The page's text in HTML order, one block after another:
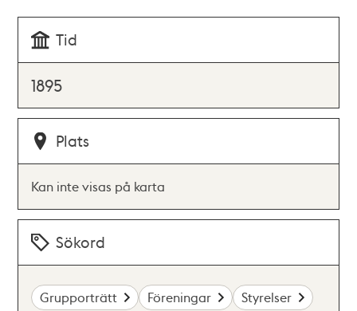
Tid
1895
Plats
Kan inte visas på karta
Sökord
Grupporträtt Föreningar Styrelser